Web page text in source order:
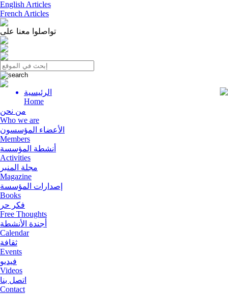
English Articles
French Articles
تواصلوا معنا على
Menu
الرئيسية
Home
من نحن
Who we are
الأعضاء المؤسسون
Members
أنشطة المؤسسة
Activities
مجلة المنبر
Magazine
إصدارات المؤسسة
Books
فكر حر
Free Thoughts
أجندة الأنشطة
Calendar
ثقافة
Events
فيديو
Videos
اتصل بنا
Contact